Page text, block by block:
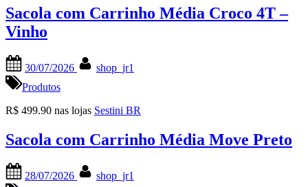
Sacola com Carrinho Média Croco 4T –
Vinho
on
30/07/2026
shop_jr1
Produtos
R$ 499.90 nas lojas Sestini BR
Sacola com Carrinho Média Move Preto
on
28/07/2026
shop_jr1